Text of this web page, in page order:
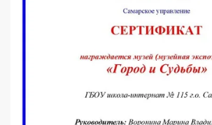
УВЕЛИЧИТЬ